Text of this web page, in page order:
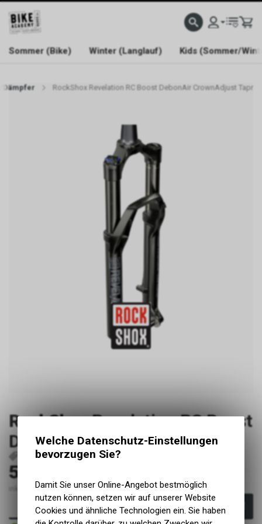
WELCOME TO BIKE ACADEMY
Sommer (Bike) Winter (Langlauf) Kids (Sommer/
Dämpfer RockShox Revelation RC Boost DebonAir CrownAdjust Tapr
RockShox Revelation RC Boost
DebonAir CrownAdjust Tapr
P36250
599.90
inkl. MwSt., zzgl. Versandkosten
In den Warenkorb
Welche Datenschutz-Einstellungen
bevorzugen Sie?
Damit Sie unser Online-Angebot bestmöglich
nutzen können, setzen wir auf unserer Website
Cookies und ähnliche Technologien ein. Sie haben